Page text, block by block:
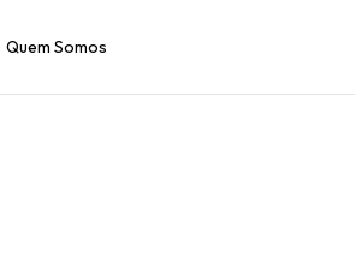
Quem Somos